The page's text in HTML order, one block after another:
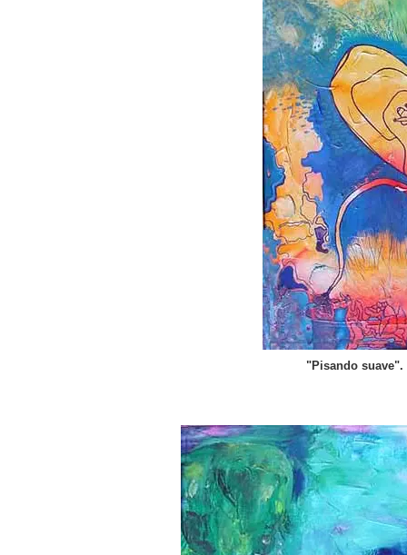
"Pisando suave".